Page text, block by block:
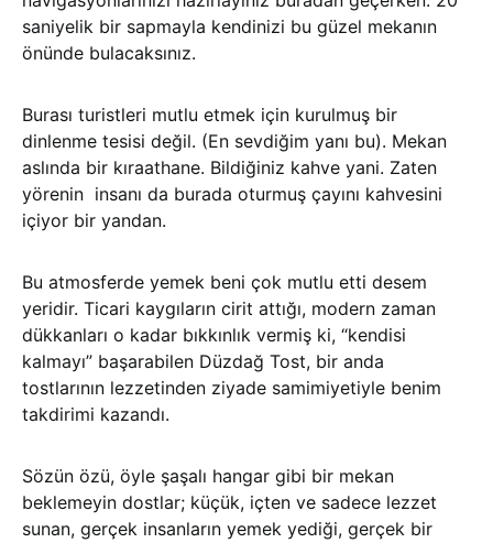
saniyelik bir sapmayla kendinizi bu güzel mekanın
önünde bulacaksınız.
Burası turistleri mutlu etmek için kurulmuş bir
dinlenme tesisi değil. (En sevdiğim yanı bu). Mekan
aslında bir kıraathane. Bildiğiniz kahve yani. Zaten
yörenin insanı da burada oturmuş çayını kahvesini
içiyor bir yandan.
Bu atmosferde yemek beni çok mutlu etti desem
yeridir. Ticari kaygıların cirit attığı, modern zaman
dükkanları o kadar bıkkınlık vermiş ki, “kendisi
kalmayı” başarabilen Düzdağ Tost, bir anda
tostlarının lezzetinden ziyade samimiyetiyle benim
takdirimi kazandı.
Sözün özü, öyle şaşalı hangar gibi bir mekan
beklemeyin dostlar; küçük, içten ve sadece lezzet
sunan, gerçek insanların yemek yediği, gerçek bir